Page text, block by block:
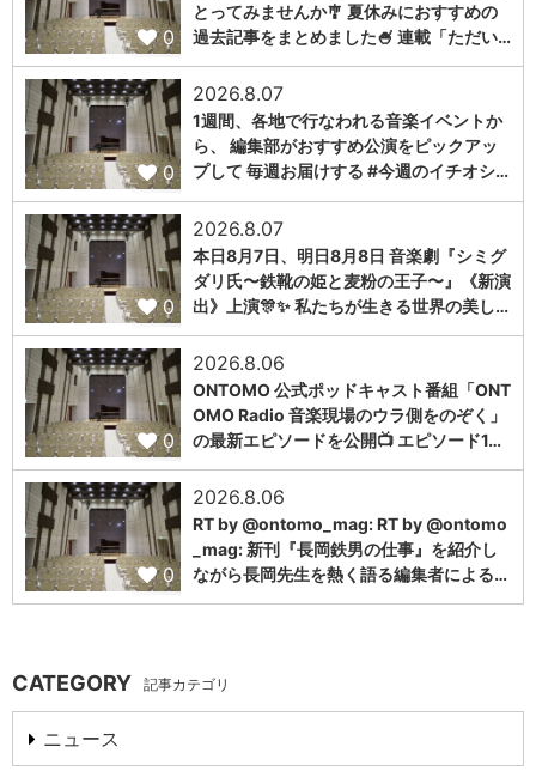
0
とってみませんか🎐 夏休みにおすすめの
過去記事をまとめました🍧 連載「ただい…
0
2026.8.07
1週間、各地で行なわれる音楽イベントか
ら、 編集部がおすすめ公演をピックアッ
プして 毎週お届けする #今週のイチオシ…
0
2026.8.07
本日8月7日、明日8月8日 音楽劇『シミグ
ダリ氏〜鉄靴の姫と麦粉の王子〜』《新演
出》上演🎊✨ 私たちが生きる世界の美し…
0
2026.8.06
ONTOMO 公式ポッドキャスト番組「ONT
OMO Radio 音楽現場のウラ側をのぞく」
の最新エピソードを公開📺 エピソード1…
0
2026.8.06
RT by @ontomo_mag: RT by @ontomo
_mag: 新刊『長岡鉄男の仕事』を紹介し
ながら長岡先生を熱く語る編集者による…
CATEGORY 記事カテゴリ
ニュース